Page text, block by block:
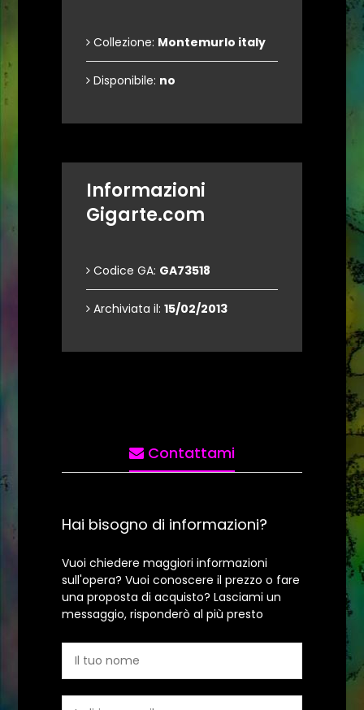
Collezione: Montemurlo italy
Disponibile: no
Informazioni
Gigarte.com
Codice GA: GA73518
Archiviata il: 15/02/2013
Contattami
Hai bisogno di informazioni?
Vuoi chiedere maggiori informazioni
sull'opera? Vuoi conoscere il prezzo o fare
una proposta di acquisto? Lasciami un
messaggio, risponderò al più presto